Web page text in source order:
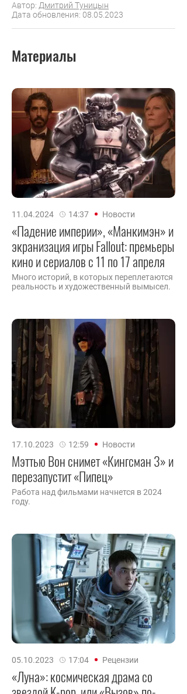
Автор: Дмитрий Туницын
Дата обновления: 08.05.2023
Материалы
11.04.2024 14:37 Новости
«Падение империи», «Манкимэн» и
экранизация игры Fallout: премьеры
кино и сериалов с 11 по 17 апреля
Много историй, в которых переплетаются
реальность и художественный вымысел.
17.10.2023 12:59 Новости
Мэттью Вон снимет «Кингсман 3» и
перезапустит «Пипец»
Работа над фильмами начнется в 2024
году.
05.10.2023 17:04 Рецензии
«Луна»: космическая драма со